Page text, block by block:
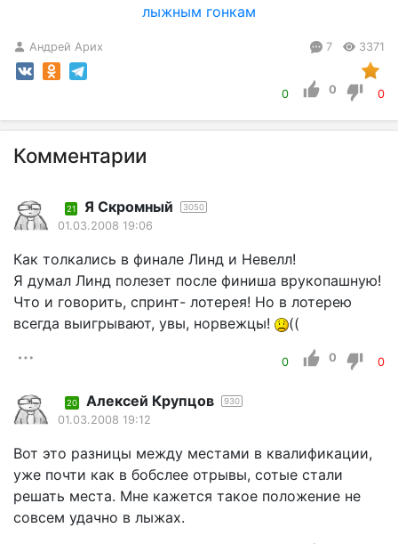
лыжным гонкам
Андрей Арих 7 3371
0 0 0
Комментарии
21 Я Скромный 3050
01.03.2008 19:06
Как толкались в финале Линд и Невелл!
Я думал Линд полезет после финиша врукопашную!
Что и говорить, спринт- лотерея! Но в лотерею
всегда выигрывают, увы, норвежцы!
((
0 0 0
20 Алексей Крупцов 930
01.03.2008 19:12
Вот это разницы между местами в квалификации,
уже почти как в бобслее отрывы, сотые стали
решать места. Мне кажется такое положение не
совсем удачно в лыжах.